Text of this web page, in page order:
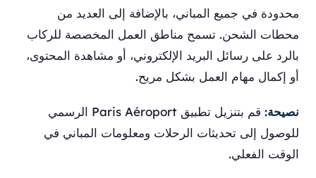
محدودة في جميع المباني، بالإضافة إلى العديد من
محطات الشحن. تسمح مناطق العمل المخصصة للركاب
بالرد على رسائل البريد الإلكتروني، أو مشاهدة المحتوى،
أو إكمال مهام العمل بشكل مريح.
نصيحة:
قم بتنزيل تطبيق Paris Aéroport الرسمي
للوصول إلى تحديثات الرحلات ومعلومات المباني في
الوقت الفعلي.